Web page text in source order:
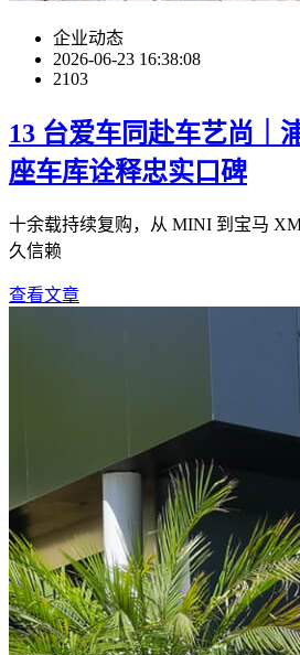
企业动态
2026-06-23 16:38:08
2103
13 台爱车同赴车艺尚｜
座车库诠释忠实口碑
十余载持续复购，从 MINI 到宝马
久信赖
查看文章